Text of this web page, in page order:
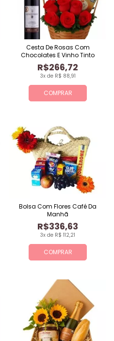
COMPRAR
3x de R$ 88,91
R$266,72
Cesta De Rosas Com
Chocolates E Vinho Tinto
COMPRAR
3x de R$ 112,21
R$336,63
Bolsa Com Flores Café Da
Manhã